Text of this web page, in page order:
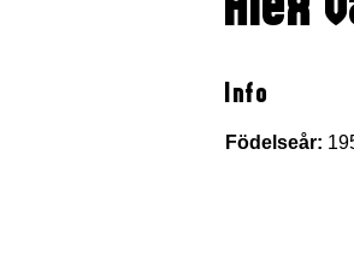
Info
Födelseår: